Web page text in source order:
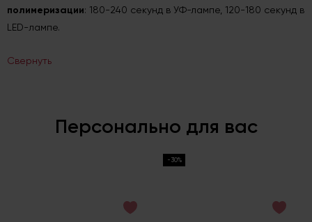
полимеризации: 180-240 секунд в УФ-лампе, 120-180 секунд в
LED-лампе.
Свернуть
Персонально для вас
-30%